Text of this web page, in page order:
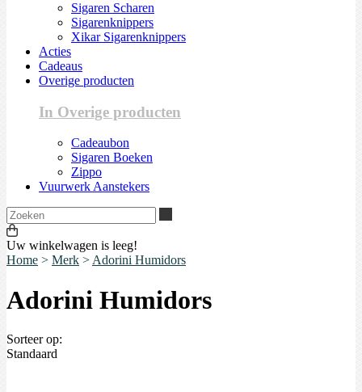
Sigaren Scharen
Sigarenknippers
Xikar Sigarenknippers
Acties
Cadeaus
Overige producten
In Overige producten
Cadeaubon
Sigaren Boeken
Zippo
Vuurwerk Aanstekers
Uw winkelwagen is leeg!
Home > Merk > Adorini Humidors
Adorini Humidors
Sorteer op:
Standaard